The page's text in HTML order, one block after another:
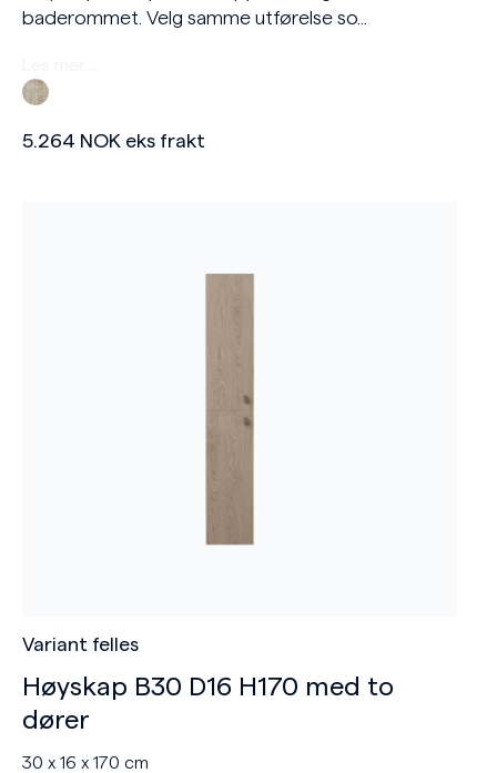
baderommet. Velg samme utførelse so...
5.264 NOK eks frakt
Variant felles
Høyskap B30 D16 H170 med to
dører
30 x 16 x 170 cm